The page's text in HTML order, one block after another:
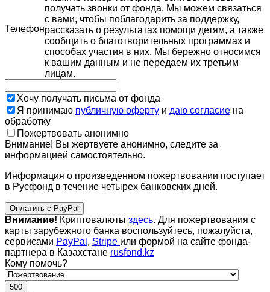
Телефон
получать звонки от фонда. Мы можем связаться
с вами, чтобы поблагодарить за поддержку,
рассказать о результатах помощи детям, а также
сообщить о благотворительных программах и
способах участия в них. Мы бережно относимся
к вашим данным и не передаем их третьим
лицам.
Хочу получать письма от фонда
Я принимаю публичную оферту и даю согласие на
обработку
Пожертвовать анонимно
Внимание! Вы жертвуете анонимно, следите за
информацией самостоятельно.
Информация о произведенном пожертвовании поступает
в Русфонд в течение четырех банковских дней.
Оплатить с PayPal
Внимание! Криптовалюты здесь. Для пожертвования с
карты зарубежного банка воспользуйтесь, пожалуйста,
сервисами PayPal , Stripe или формой на сайте фонда-
партнера в Казахстане rusfond.kz
Кому помочь?
500